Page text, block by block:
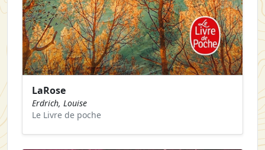
LaRose
Erdrich, Louise
Le Livre de poche